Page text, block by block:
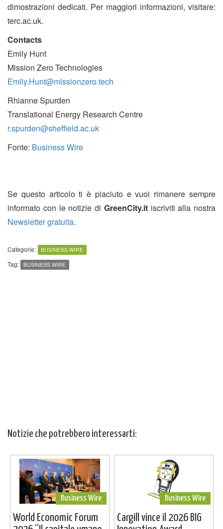
dimostrazioni dedicati. Per maggiori informazioni, visitare:
terc.ac.uk.
Contacts
Emily Hunt
Mission Zero Technologies
Emily.Hunt@missionzero.tech
Rhianne Spurden
Translational Energy Research Centre
r.spurden@sheffield.ac.uk
Fonte: Business Wire
Se questo articolo ti è piaciuto e vuoi rimanere sempre
informato con le notizie di GreenCity.itiscriviti alla nostra
Newsletter gratuita.
Categorie: BUSINESS WIRE
Tag: BUSINESS WIRE
Notizie che potrebbero interessarti:
Business Wire
World Economic Forum
Business Wire
Cargill vince il 2026 BIG